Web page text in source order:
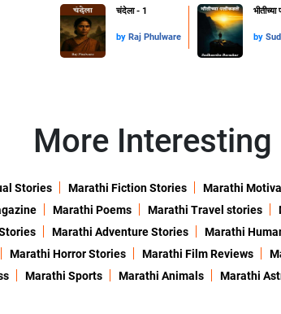
चंदेला - 1
by Raj Phulware by
More Interesting
Stories Marathi Fiction Stories Marathi
Marathi Poems Marathi Travel stories
Marathi Adventure Stories Marathi
Marathi Horror Stories Marathi Film Reviews
Marathi Sports Marathi Animals Marathi